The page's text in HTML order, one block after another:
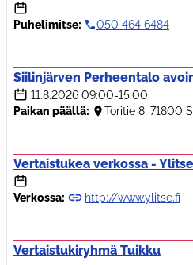
Puhelimitse: 050 464 6484
Siilinjärven Perheentalo
11.8.2026 09:00-15:00
Paikan päällä:
Toritie 8, 71800
Vertaistukea verkossa -
Verkossa: http://www.ylitse.fi
Vertaistukiryhmä Tuikku